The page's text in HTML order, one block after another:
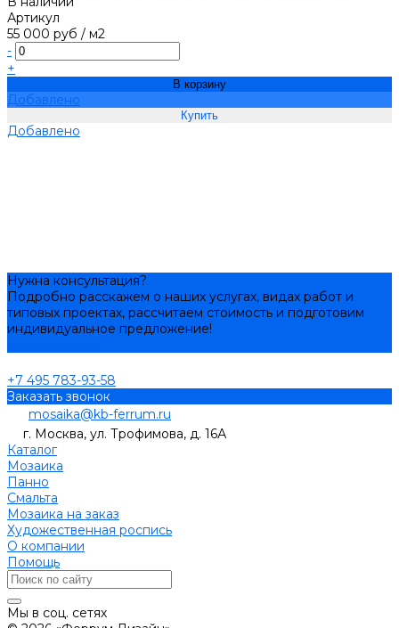
Артикул
55 000 руб / м2
-
+
В корзину
Добавлено
Добавлено
Нужна консультация?
Подробно расскажем о наших услугах, видах работ и
типовых проектах, рассчитаем стоимость и подготовим
индивидуальное предложение!
+7 495 783-93-58
Заказать звонок
mosaika@kb-ferrum.ru
г. Москва, ул. Трофимова, д. 16А
Каталог
Мозаика
Панно
Смальта
Мозаика на заказ
Художественная роспись
О компании
Помощь
Мы в соц. сетях